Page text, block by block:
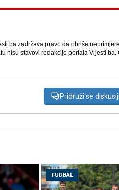
zadržava pravo da obriše
nisu stavovi redakcije portala
Pridruži se diskusiji
FUDBAL